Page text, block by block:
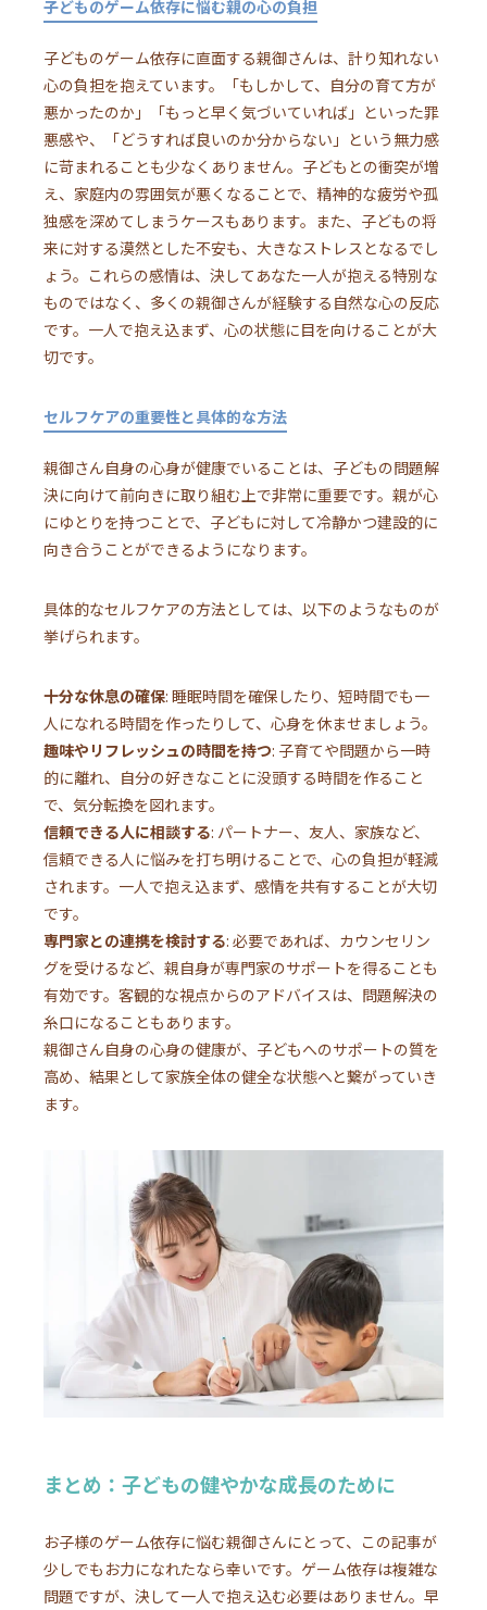
子どものゲーム依存に悩む親の心の負担
子どものゲーム依存に直面する親御さんは、計り知れない
心の負担を抱えています。「もしかして、自分の育て方が
悪かったのか」「もっと早く気づいていれば」といった罪
悪感や、「どうすれば良いのか分からない」という無力感
に苛まれることも少なくありません。子どもとの衝突が増
え、家庭内の雰囲気が悪くなることで、精神的な疲労や孤
独感を深めてしまうケースもあります。また、子どもの将
来に対する漠然とした不安も、大きなストレスとなるでし
ょう。これらの感情は、決してあなた一人が抱える特別な
ものではなく、多くの親御さんが経験する自然な心の反応
です。一人で抱え込まず、心の状態に目を向けることが大
切です。
セルフケアの重要性と具体的な方法
親御さん自身の心身が健康でいることは、子どもの問題解
決に向けて前向きに取り組む上で非常に重要です。親が心
にゆとりを持つことで、子どもに対して冷静かつ建設的に
向き合うことができるようになります。
具体的なセルフケアの方法としては、以下のようなものが
挙げられます。
十分な休息の確保: 睡眠時間を確保したり、短時間でも一
人になれる時間を作ったりして、心身を休ませましょう。
趣味やリフレッシュの時間を持つ: 子育てや問題から一時
的に離れ、自分の好きなことに没頭する時間を作ること
で、気分転換を図れます。
信頼できる人に相談する: パートナー、友人、家族など、
信頼できる人に悩みを打ち明けることで、心の負担が軽減
されます。一人で抱え込まず、感情を共有することが大切
です。
専門家との連携を検討する: 必要であれば、カウンセリン
グを受けるなど、親自身が専門家のサポートを得ることも
有効です。客観的な視点からのアドバイスは、問題解決の
糸口になることもあります。
親御さん自身の心身の健康が、子どもへのサポートの質を
高め、結果として家族全体の健全な状態へと繋がっていき
ます。
まとめ：子どもの健やかな成長のために
お子様のゲーム依存に悩む親御さんにとって、この記事が
少しでもお力になれたなら幸いです。ゲーム依存は複雑な
問題ですが、決して一人で抱え込む必要はありません。早